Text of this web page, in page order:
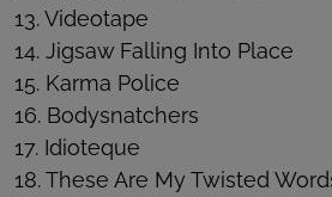
13. Videotape
14. Jigsaw Falling Into Place
15. Karma Police
16. Bodysnatchers
17. Idioteque
18. These Are My Twisted